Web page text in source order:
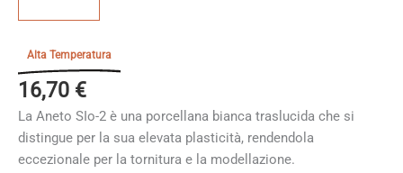
Alta Temperatura
16,70 €
La Aneto SIo-2 è una porcellana bianca traslucida che si
distingue per la sua elevata plasticità, rendendola
eccezionale per la tornitura e la modellazione.